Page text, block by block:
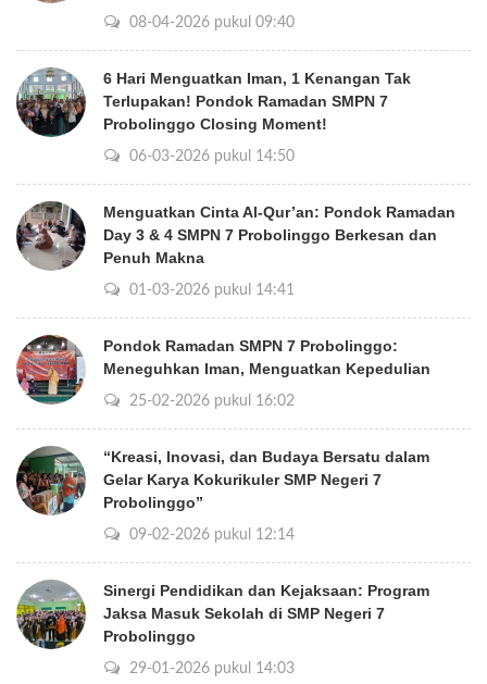
08-04-2026 pukul 09:40
6 Hari Menguatkan Iman, 1 Kenangan Tak
Terlupakan! Pondok Ramadan SMPN 7
Probolinggo Closing Moment!
06-03-2026 pukul 14:50
Menguatkan Cinta Al-Qur’an: Pondok Ramadan
Day 3 & 4 SMPN 7 Probolinggo Berkesan dan
Penuh Makna
01-03-2026 pukul 14:41
Pondok Ramadan SMPN 7 Probolinggo:
Meneguhkan Iman, Menguatkan Kepedulian
25-02-2026 pukul 16:02
“Kreasi, Inovasi, dan Budaya Bersatu dalam
Gelar Karya Kokurikuler SMP Negeri 7
Probolinggo”
09-02-2026 pukul 12:14
Sinergi Pendidikan dan Kejaksaan: Program
Jaksa Masuk Sekolah di SMP Negeri 7
Probolinggo
29-01-2026 pukul 14:03